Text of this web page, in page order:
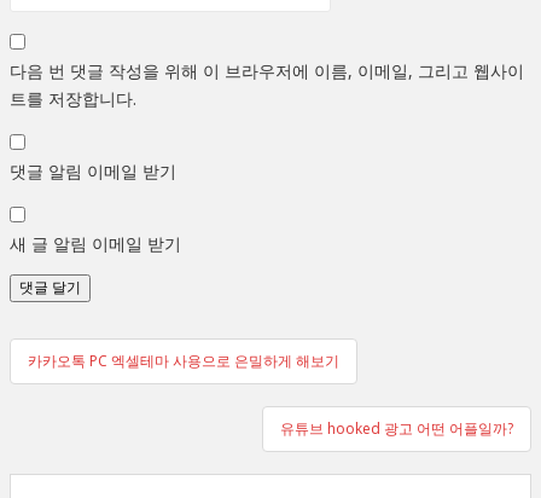
다음 번 댓글 작성을 위해 이 브라우저에 이름, 이메일, 그리고 웹사이
트를 저장합니다.
댓글 알림 이메일 받기
새 글 알림 이메일 받기
글
카카오톡 PC 엑셀테마 사용으로 은밀하게 해보기
유튜브 hooked 광고 어떤 어플일까?